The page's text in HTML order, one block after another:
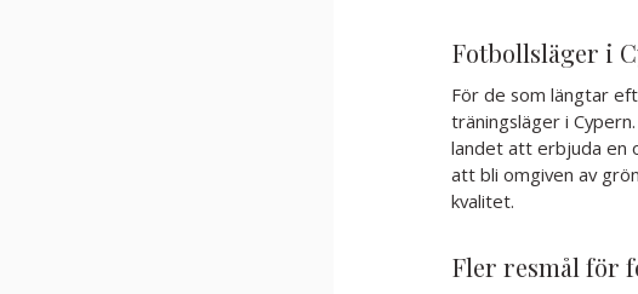
Fotbollsläger i
För de som längtar
träningsläger i
landet att erbjuda en
att bli omgiven av
kvalitet.
Fler resmål för